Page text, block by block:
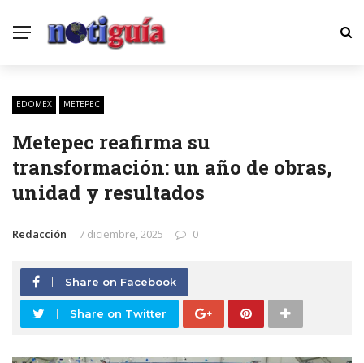
EDOMEX METEPEC
Metepec reafirma su
transformación: un año de obras,
unidad y resultados
Redacción 7 diciembre, 2025 0
Share on Facebook
Share on Twitter